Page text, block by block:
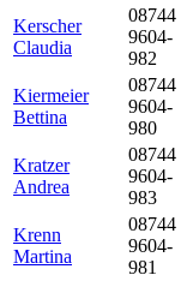
Kerscher
Claudia
08744
9604-
982
Kiermeier
Bettina
08744
9604-
980
Kratzer
Andrea
08744
9604-
983
Krenn
Martina
08744
9604-
981